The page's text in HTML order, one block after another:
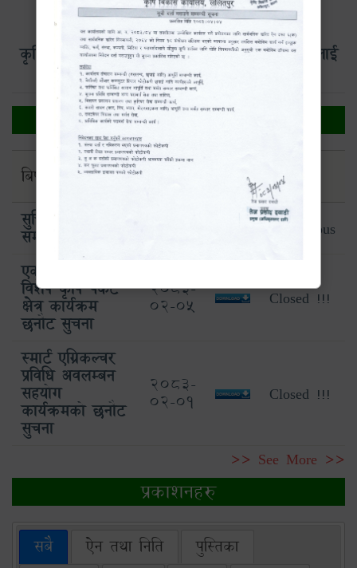
कृषि विकास कार्यालय, ललितपुरको वेबसाइटमा यहाँलाई
हार्दिक स्वागत छ |
सूचना
बिषय जारी फाईल
म्याद
सुचि दर्ता
सम्बन्धमा
Continuous
एक जिल्ला एक
विशेष कृषि पकेट
क्षेत्र कार्यक्रम
छनौट सुचना
2083-
02-05 Closed !!!
स्मार्ट एग्रिकल्चर
प्रविधि अवलम्बन
सहयोग
कार्यक्रमको छनौट
सुचना
2083-
02-01 Closed !!!
>> See More >>
प्रकाशनहरु
सबै ऐन तथा निति
पुस्तिका